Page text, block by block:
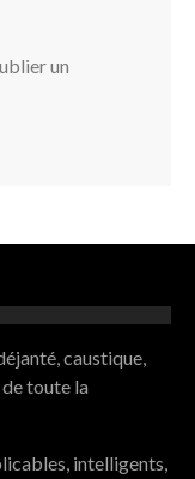
un
caustique,
toute la
intelligents,